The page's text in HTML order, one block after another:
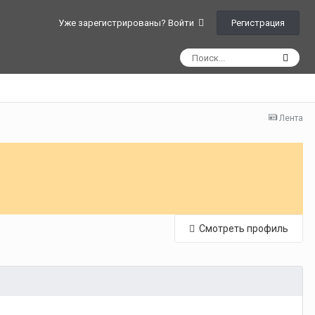
Уже зарегистрированы? Войти Регистрация
Лента
Смотреть профиль